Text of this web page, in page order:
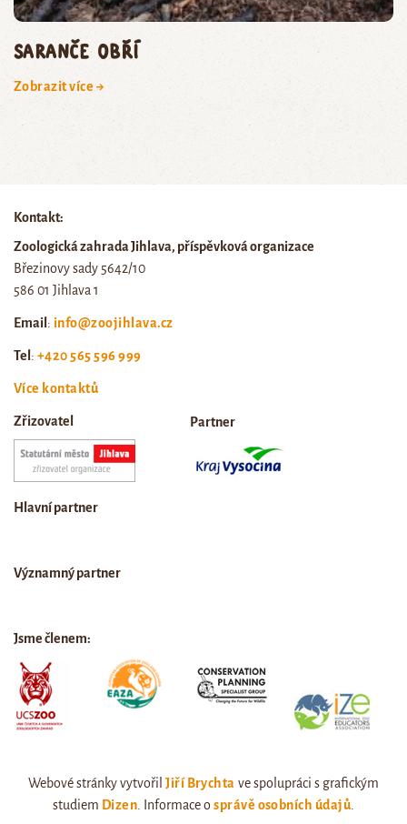
saranče obří
Zobrazit více →
Kontakt:
Zoologická zahrada Jihlava, příspěvková organizace
Březinovy sady 5642/10
586 01 Jihlava 1
Email : info@zoojihlava.cz
Tel : +420 565 596 999
Více kontaktů
Zřizovatel Partner
Hlavní partner
Významný partner
Jsme členem:
Webové stránky vytvořilJiří Brychta ve spolupráci s grafickým
studiem Dizen . Informace osprávě osobních údajů